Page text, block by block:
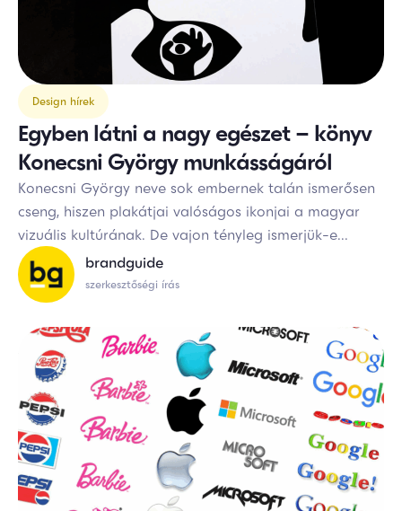
Design hírek
Egyben látni a nagy egészet – könyv
Konecsni György munkásságáról
Konecsni György neve sok embernek talán ismerősen
cseng, hiszen plakátjai valóságos ikonjai a magyar
vizuális kultúrának. De vajon tényleg ismerjük-e...
brandguide
szerkesztőségi írás